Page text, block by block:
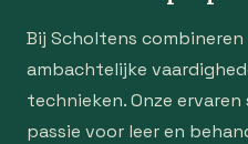
Bij Scholtens
ambachtelijke
technieken. Onze
passie voor leer en